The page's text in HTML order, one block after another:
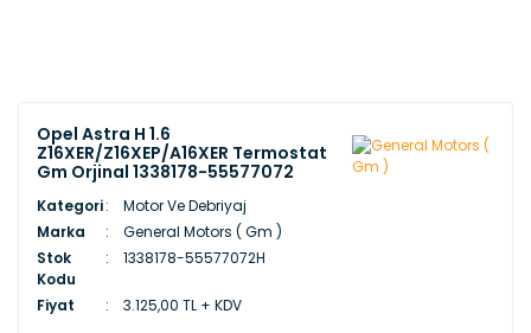
Opel Astra H 1.6
Z16XER/Z16XEP/A16XER Termostat
Gm Orjinal 1338178-55577072
Kategori
Motor Ve Debriyaj
Marka
General Motors ( Gm )
Stok
Kodu
1338178-55577072H
Fiyat 3.125,00 TL + KDV